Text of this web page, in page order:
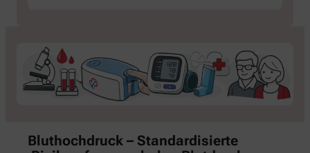
Bluthochdruck – Standardisierte